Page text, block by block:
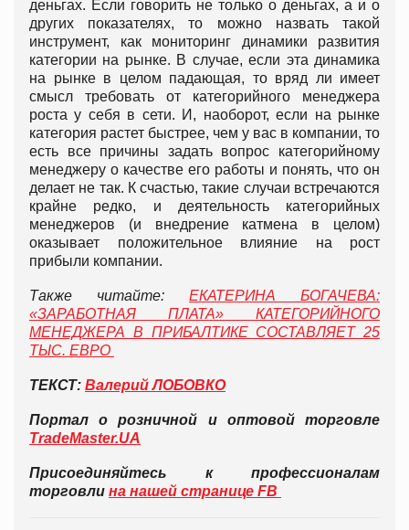
деньгах. Если говорить не только о деньгах, а и о
других показателях, то можно назвать такой
инструмент, как мониторинг динамики развития
категории на рынке. В случае, если эта динамика
на рынке в целом падающая, то вряд ли имеет
смысл требовать от категорийного менеджера
роста у себя в сети. И, наоборот, если на рынке
категория растет быстрее, чем у вас в компании, то
есть все причины задать вопрос категорийному
менеджеру о качестве его работы и понять, что он
делает не так. К счастью, такие случаи встречаются
крайне редко, и деятельность категорийных
менеджеров (и внедрение катмена в целом)
оказывает положительное влияние на рост
прибыли компании.
Также читайте: ЕКАТЕРИНА БОГАЧЕВА:
«ЗАРАБОТНАЯ ПЛАТА» КАТЕГОРИЙНОГО
МЕНЕДЖЕРА В ПРИБАЛТИКЕ СОСТАВЛЯЕТ 25
ТЫС. ЕВРО
ТЕКСТ: Валерий ЛОБОВКО
Портал о розничной и оптовой торговле
TradeMaster.UA
Присоединяйтесь к профессионалам
торговли на нашей странице FB